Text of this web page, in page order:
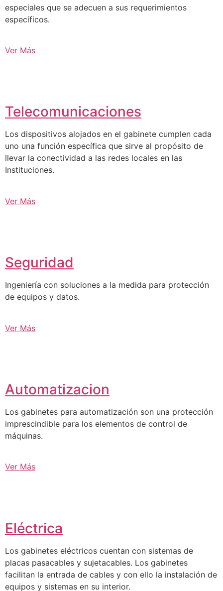
especiales que se adecuen a sus requerimientos
específicos.
Ver Más
Telecomunicaciones
Los dispositivos alojados en el gabinete cumplen cada
uno una función específica que sirve al propósito de
llevar la conectividad a las redes locales en las
Instituciones.
Ver Más
Seguridad
Ingeniería con soluciones a la medida para protección
de equipos y datos.
Ver Más
Automatizacion
Los gabinetes para automatización son una protección
imprescindible para los elementos de control de
máquinas.
Ver Más
Eléctrica
Los gabinetes eléctricos cuentan con sistemas de
placas pasacables y sujetacables. Los gabinetes
facilitan la entrada de cables y con ello la instalación de
equipos y sistemas en su interior.